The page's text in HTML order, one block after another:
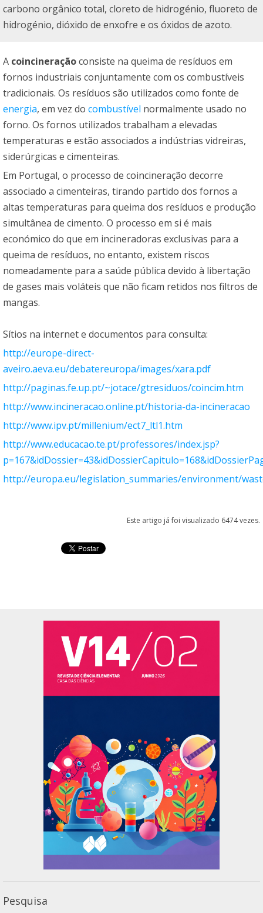
carbono orgânico total, cloreto de hidrogénio, fluoreto de
hidrogénio, dióxido de enxofre e os óxidos de azoto.
A coincineraçãoconsiste na queima de resíduos em
fornos industriais conjuntamente com os combustíveis
tradicionais. Os resíduos são utilizados como fonte de
energia, em vez do combustível normalmente usado no
forno. Os fornos utilizados trabalham a elevadas
temperaturas e estão associados a indústrias vidreiras,
siderúrgicas e cimenteiras.
Em Portugal, o processo de coincineração decorre
associado a cimenteiras, tirando partido dos fornos a
altas temperaturas para queima dos resíduos e produção
simultânea de cimento. O processo em si é mais
económico do que em incineradoras exclusivas para a
queima de resíduos, no entanto, existem riscos
nomeadamente para a saúde pública devido à libertação
de gases mais voláteis que não ficam retidos nos filtros de
mangas.
Sítios na internet e documentos para consulta:
http://europe-direct-
aveiro.aeva.eu/debatereuropa/images/xara.pdf
http://paginas.fe.up.pt/~jotace/gtresiduos/coincim.htm
http://www.incineracao.online.pt/historia-da-incineracao
http://www.ipv.pt/millenium/ect7_ltl1.htm
http://www.educacao.te.pt/professores/index.jsp?
http://europa.eu/legislation_summaries/environment/
Este artigo já foi visualizado 6474 vezes.
Pesquisa